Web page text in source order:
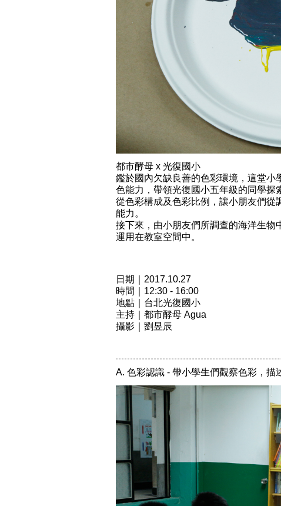
都市酵母 x 光復國小
鑑於國內欠缺良善的色彩環境，這堂
色能力，帶領光復國小五年級的同學探
從色彩構成及色彩比例，讓小朋友們
能力。
接下來，由小朋友們所調查的海洋生
運用在教室空間中。
日期｜2017.10.27
時間｜12:30 - 16:00
地點｜台北光復國小
主持｜都市酵母 Agua
攝影｜劉昱辰
A. 色彩認識 - 帶小學生們觀察色彩，